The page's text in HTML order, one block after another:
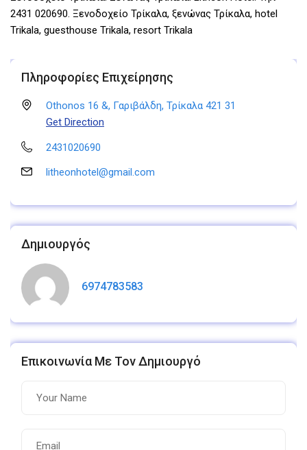
2431 020690. Ξενοδοχείο Τρίκαλα, ξενώνας Τρίκαλα, hotel
Trikala, guesthouse Trikala, resort Trikala
Πληροφορίες Επιχείρησης
Othonos 16 &, Γαριβάλδη, Τρίκαλα 421 31
Get Direction
2431020690
litheonhotel@gmail.com
Δημιουργός
6974783583
Επικοινωνία Με Τον Δημιουργό